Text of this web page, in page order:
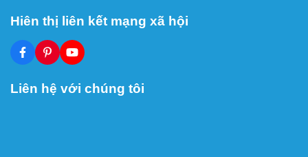
Hiên thị liên kết mạng xã hội
Liên hệ với chúng tôi